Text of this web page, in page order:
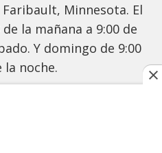
Minnesota. El
la mañana a 9:00 de
Y domingo de 9:00
la noche.